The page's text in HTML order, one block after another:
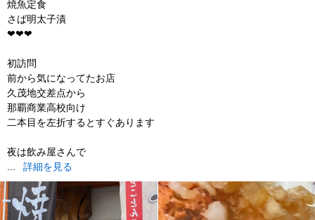
焼魚定食
さば明太子漬
❤︎❤︎❤︎
初訪問
前から気になってたお店
久茂地交差点から
那覇商業高校向け
二本目を左折するとすぐあります
夜は飲み屋さんで
詳細を見る